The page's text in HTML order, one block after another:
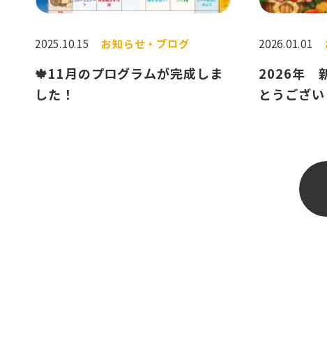
2025.10.15 お知らせ・ブログ
🍁11月のプログラムが完成しま
した！
2026.01.01
2026年
とうござ